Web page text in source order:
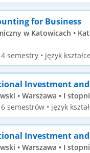
for Business
w Katowicach •
semestry • język
Investment
• Warszawa • I
semestrów • język
Investment
• Warszawa • I